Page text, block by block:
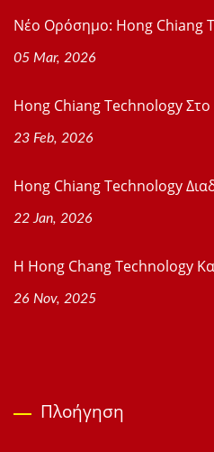
Νέο Ορόσημο: Hong Chiang
05 Mar, 2026
Hong Chiang Technology Στο
23 Feb, 2026
Hong Chiang Technology
22 Jan, 2026
Η Hong Chang Technology
26 Nov, 2025
Πλοήγηση